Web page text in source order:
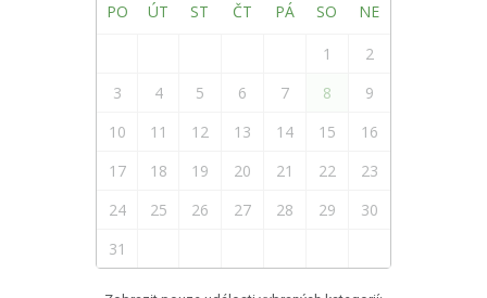
PO ÚT ST ČT PÁ SO NE
1
2
3
4 5 6 7 8
9
10
11 12 13 14 15
16
17
18 19 20 21 22
23
24
25 26 27 28 29
30
31